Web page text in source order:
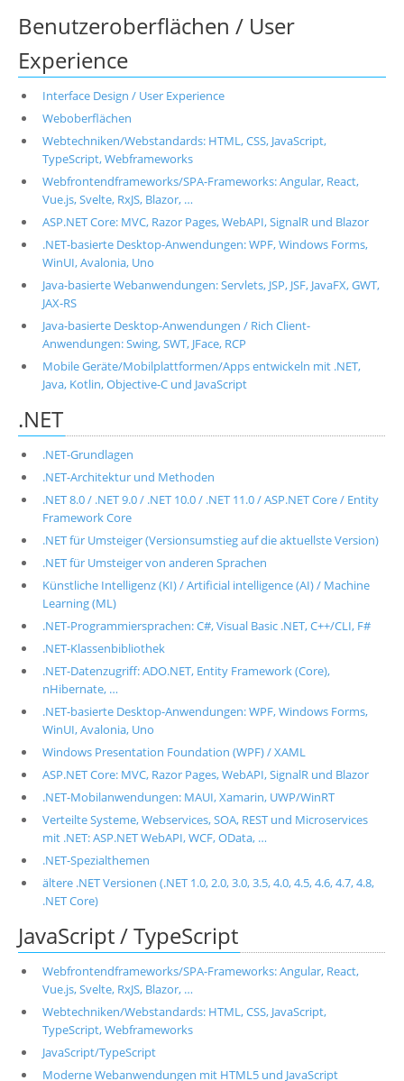
Benutzeroberflächen / User
Experience
Interface Design / User Experience
Weboberflächen
Webtechniken/Webstandards: HTML, CSS, JavaScript,
TypeScript, Webframeworks
Webfrontendframeworks/SPA-Frameworks: Angular, React,
Vue.js, Svelte, RxJS, Blazor, …
ASP.NET Core: MVC, Razor Pages, WebAPI, SignalR und Blazor
.NET-basierte Desktop-Anwendungen: WPF, Windows Forms,
WinUI, Avalonia, Uno
Java-basierte Webanwendungen: Servlets, JSP, JSF, JavaFX, GWT,
JAX-RS
Java-basierte Desktop-Anwendungen / Rich Client-
Anwendungen: Swing, SWT, JFace, RCP
Mobile Geräte/Mobilplattformen/Apps entwickeln mit .NET,
Java, Kotlin, Objective-C und JavaScript
.NET
.NET-Grundlagen
.NET-Architektur und Methoden
.NET 8.0 / .NET 9.0 / .NET 10.0 / .NET 11.0 / ASP.NET Core / Entity
Framework Core
.NET für Umsteiger (Versionsumstieg auf die aktuellste Version)
.NET für Umsteiger von anderen Sprachen
Künstliche Intelligenz (KI) / Artificial intelligence (AI) / Machine
Learning (ML)
.NET-Programmiersprachen: C#, Visual Basic .NET, C++/CLI, F#
.NET-Klassenbibliothek
.NET-Datenzugriff: ADO.NET, Entity Framework (Core),
nHibernate, …
.NET-basierte Desktop-Anwendungen: WPF, Windows Forms,
WinUI, Avalonia, Uno
Windows Presentation Foundation (WPF) / XAML
ASP.NET Core: MVC, Razor Pages, WebAPI, SignalR und Blazor
.NET-Mobilanwendungen: MAUI, Xamarin, UWP/WinRT
Verteilte Systeme, Webservices, SOA, REST und Microservices
mit .NET: ASP.NET WebAPI, WCF, OData, …
.NET-Spezialthemen
ältere .NET Versionen (.NET 1.0, 2.0, 3.0, 3.5, 4.0, 4.5, 4.6, 4.7, 4.8,
.NET Core)
JavaScript / TypeScript
Webfrontendframeworks/SPA-Frameworks: Angular, React,
Vue.js, Svelte, RxJS, Blazor, …
Webtechniken/Webstandards: HTML, CSS, JavaScript,
TypeScript, Webframeworks
JavaScript/TypeScript
Moderne Webanwendungen mit HTML5 und JavaScript